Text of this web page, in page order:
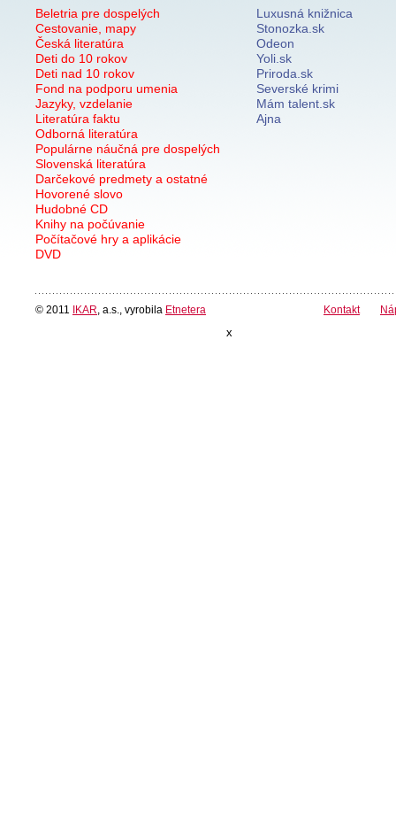
Beletria pre dospelých
Cestovanie, mapy
Česká literatúra
Deti do 10 rokov
Deti nad 10 rokov
Fond na podporu umenia
Jazyky, vzdelanie
Literatúra faktu
Odborná literatúra
Populárne náučná pre dospelých
Slovenská literatúra
Darčekové predmety a ostatné
Hovorené slovo
Hudobné CD
Knihy na počúvanie
Počítačové hry a aplikácie
DVD
Luxusná knižnica
Stonozka.sk
Odeon
Yoli.sk
Priroda.sk
Severské krimi
Mám talent.sk
Ajna
© 2011 IKAR , a.s., vyrobila Etnetera Kontakt
x